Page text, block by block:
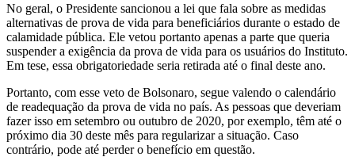
No geral, o Presidente sancionou a lei que fala sobre as medidas
alternativas de prova de vida para beneficiários durante o estado de
calamidade pública. Ele vetou portanto apenas a parte que queria
suspender a exigência da prova de vida para os usuários do Instituto.
Em tese, essa obrigatoriedade seria retirada até o final deste ano.
Portanto, com esse veto de Bolsonaro, segue valendo o calendário
de readequação da prova de vida no país. As pessoas que deveriam
fazer isso em setembro ou outubro de 2020, por exemplo, têm até o
próximo dia 30 deste mês para regularizar a situação. Caso
contrário, pode até perder o benefício em questão.